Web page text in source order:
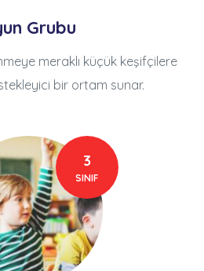
Grubu
meraklı küçük keşifçilere
bir ortam sunar.
3
SINIF